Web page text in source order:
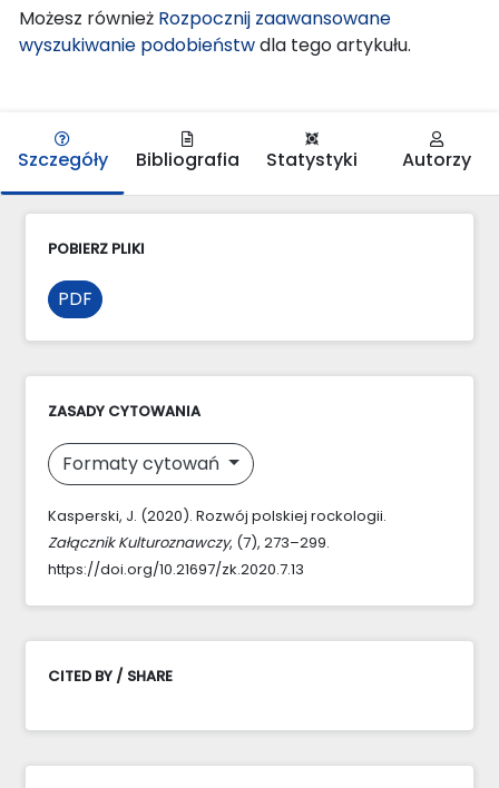
Możesz również Rozpocznij zaawansowane
wyszukiwanie podobieństwdla tego artykułu.
Szczegóły Bibliografia Statystyki Autorzy
POBIERZ PLIKI
PDF
ZASADY CYTOWANIA
Formaty cytowań
Kasperski, J. (2020). Rozwój polskiej rockologii.
Załącznik Kulturoznawczy, (7), 273–299.
https://doi.org/10.21697/zk.2020.7.13
CITED BY / SHARE